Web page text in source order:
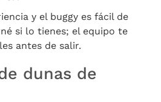
y el buggy es fácil de
si lo tienes; el equipo te
antes de salir.
dunas de